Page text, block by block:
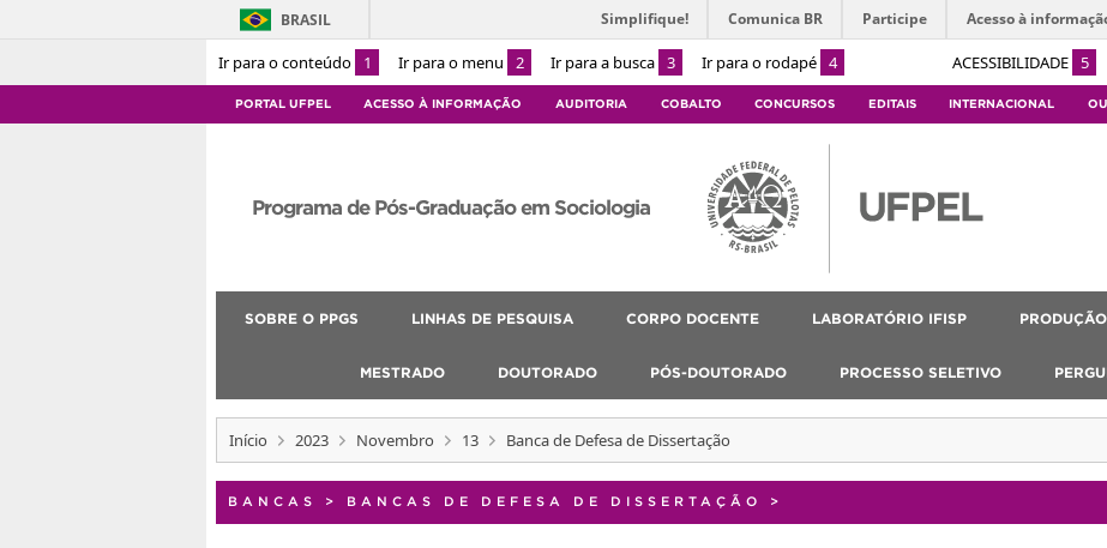
Ir para o conteúdo 1 Ir para o menu 2 Ir para a busca 3 Ir para o rodapé 4 ACESSIBILIDADE 5
BRASIL Simplifique! Comunica BR Participe Acesso à
PORTAL UFPEL ACESSO À INFORMAÇÃO AUDITORIA COBALTO CONCURSOS EDITAIS INTERNACIONAL
Programa de Pós-Graduação em Sociologia
SOBRE O PPGS LINHAS DE PESQUISA CORPO DOCENTE LABORATÓRIO IFISP
MESTRADO DOUTORADO PÓS-DOUTORADO PROCESSO SELETIVO
Início 2023 Novembro 13 Banca de Defesa de Dissertação
BANCAS > BANCAS DE DEFESA DE DISSERTAÇÃO >